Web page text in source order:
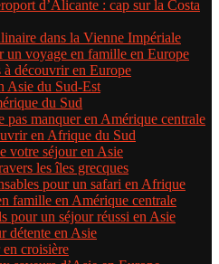
d’Alicante : cap sur la Costa
dans la Vienne Impériale
un voyage en famille en Europe
à découvrir en Europe
Asie du Sud-Est
du Sud
pas manquer en Amérique centrale
en Afrique du Sud
votre séjour en Asie
les îles grecques
pour un safari en Afrique
famille en Amérique centrale
pour un séjour réussi en Asie
détente en Asie
croisière